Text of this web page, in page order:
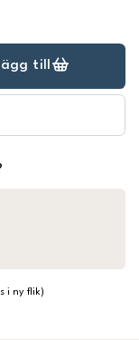
till
i ny flik)